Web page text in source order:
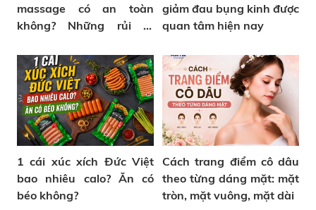
massage có an toàn
không? Những rủi ro
giảm đau bụng kinh được
quan tâm hiện nay
1 cái xúc xích Đức Việt
bao nhiêu calo? Ăn có
béo không?
Cách trang điểm cô dâu
theo từng dáng mặt: mặt
tròn, mặt vuông, mặt dài